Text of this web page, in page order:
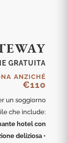
GRATUITA
anziché
€110
un soggiorno
che include:
hotel con
deliziosa •